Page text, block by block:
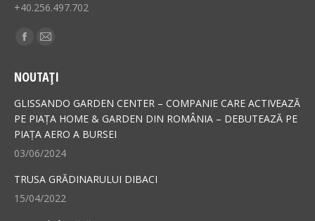
+40.256.497.702
Find us on:
Facebook
opens
in
new
window
Mail
opens
in
new
window
NOUTAȚI
GLISSANDO GARDEN CENTER – COMPANIE CARE ACTIVEAZĂ
PE PIAȚA HOME & GARDEN DIN ROMÂNIA – DEBUTEAZĂ PE
PIAȚA AERO A BURSEI
03/06/2024
TRUSA GRĂDINARULUI DIBACI
15/04/2022